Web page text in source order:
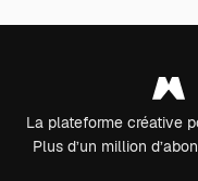
La plateforme créative
Plus d’un million